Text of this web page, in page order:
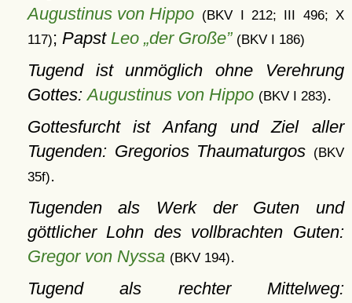
Augustinus von Hippo
(BKV I 212; III 496; X
117); Papst Leo „der Große” (BKV I 186)
Tugend ist unmöglich ohne Verehrung
Gottes:Augustinus von Hippo (BKV I 283).
Gottesfurcht ist Anfang und Ziel aller
Tugenden: Gregorios Thaumaturgos
(BKV
35f).
Tugenden als Werk der Guten und
göttlicher Lohn des vollbrachten Guten:
Gregor von Nyssa (BKV 194).
Tugend als rechter Mittelweg: